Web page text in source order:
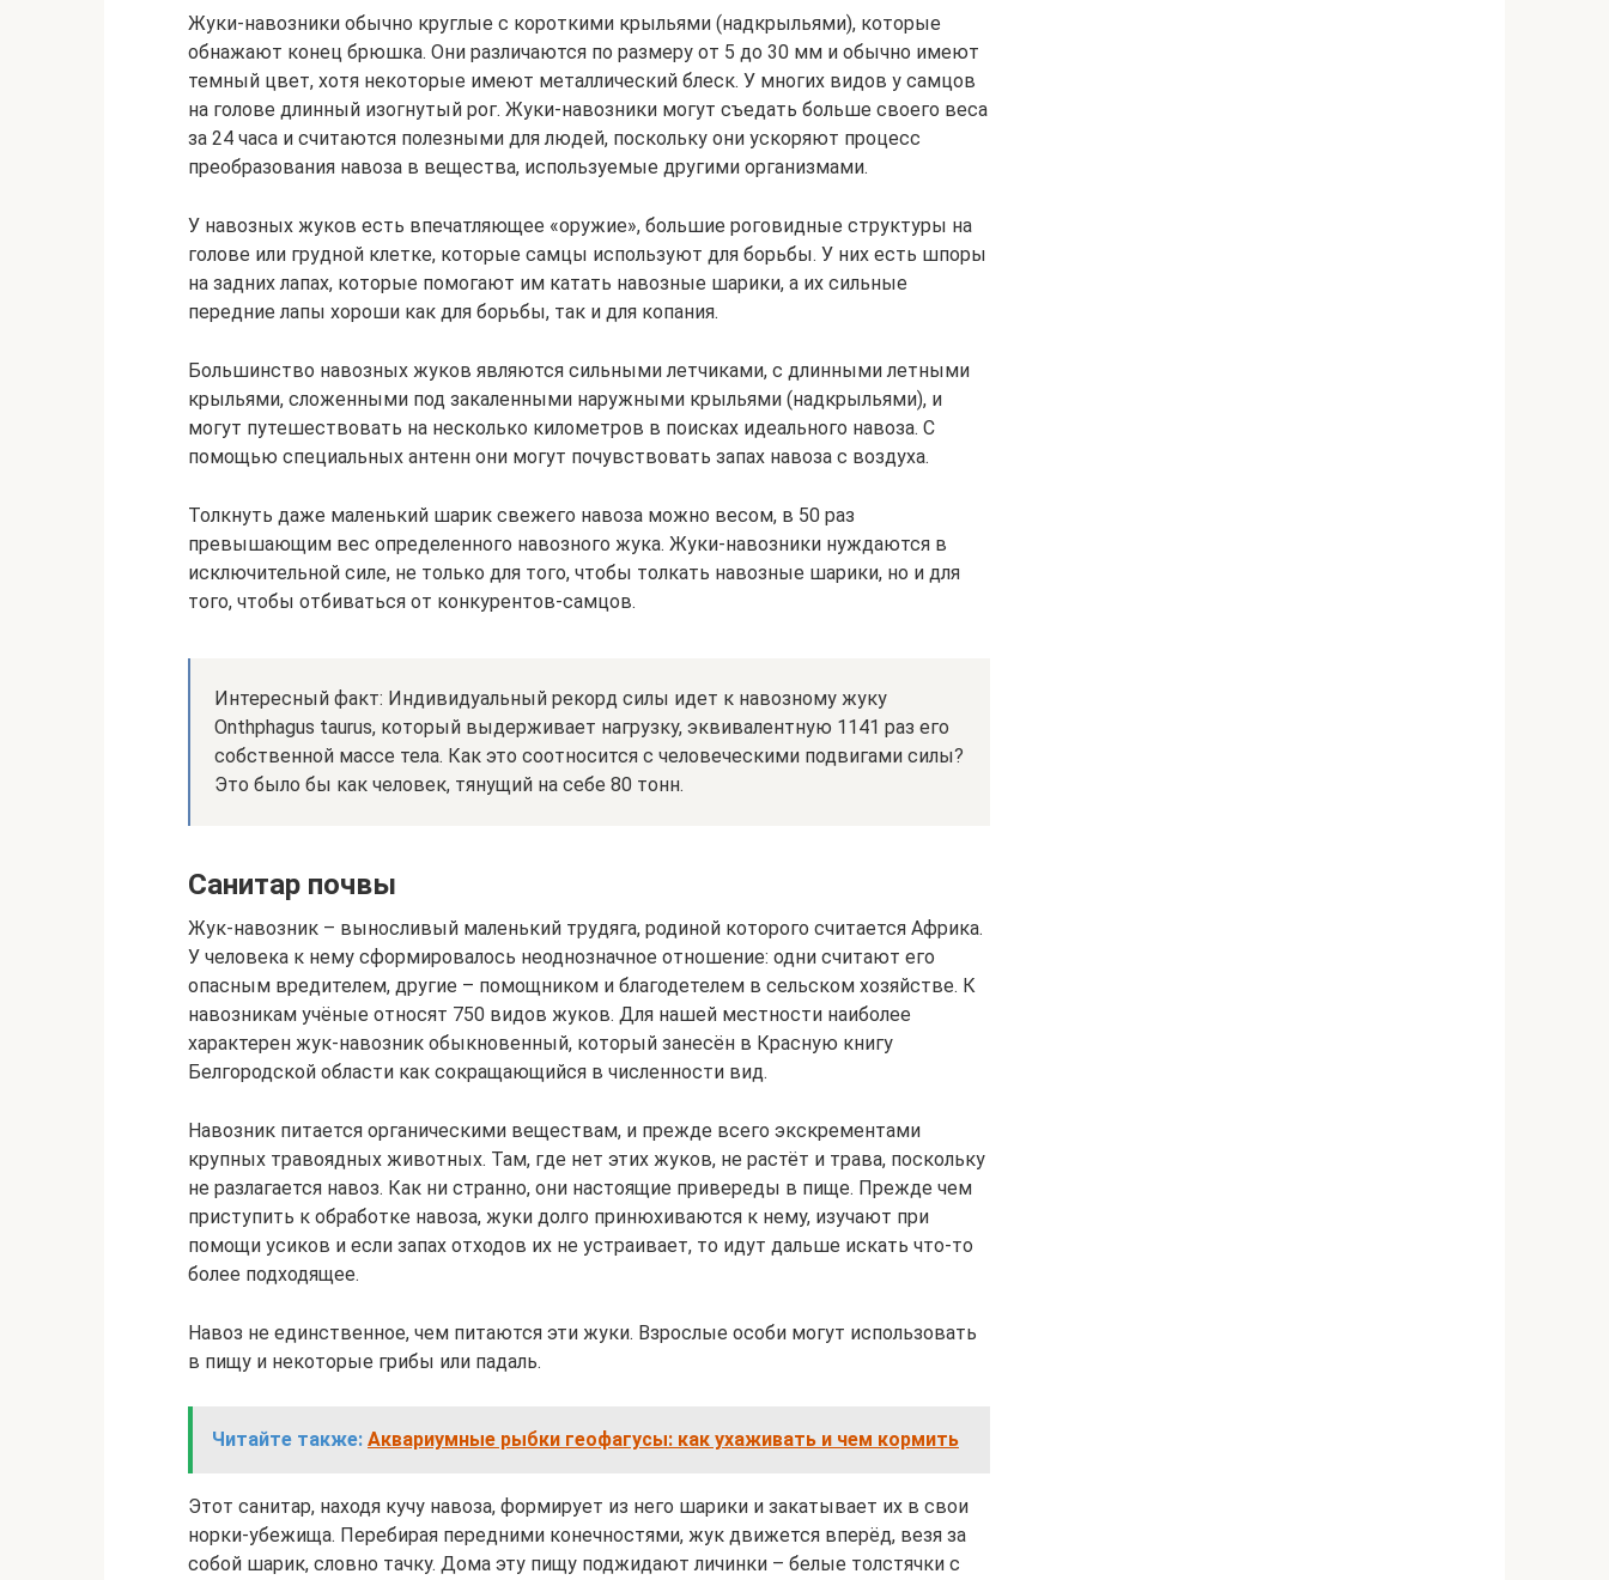
Жуки-навозники обычно круглые с короткими крыльями (надкрыльями), которые
обнажают конец брюшка. Они различаются по размеру от 5 до 30 мм и обычно имеют
темный цвет, хотя некоторые имеют металлический блеск. У многих видов у самцов
на голове длинный изогнутый рог. Жуки-навозники могут съедать больше своего веса
за 24 часа и считаются полезными для людей, поскольку они ускоряют процесс
преобразования навоза в вещества, используемые другими организмами.
У навозных жуков есть впечатляющее «оружие», большие роговидные структуры на
голове или грудной клетке, которые самцы используют для борьбы. У них есть шпоры
на задних лапах, которые помогают им катать навозные шарики, а их сильные
передние лапы хороши как для борьбы, так и для копания.
Большинство навозных жуков являются сильными летчиками, с длинными летными
крыльями, сложенными под закаленными наружными крыльями (надкрыльями), и
могут путешествовать на несколько километров в поисках идеального навоза. С
помощью специальных антенн они могут почувствовать запах навоза с воздуха.
Толкнуть даже маленький шарик свежего навоза можно весом, в 50 раз
превышающим вес определенного навозного жука. Жуки-навозники нуждаются в
исключительной силе, не только для того, чтобы толкать навозные шарики, но и для
того, чтобы отбиваться от конкурентов-самцов.
Интересный факт: Индивидуальный рекорд силы идет к навозному жуку
Onthphagus taurus, который выдерживает нагрузку, эквивалентную 1141 раз его
собственной массе тела. Как это соотносится с человеческими подвигами силы?
Это было бы как человек, тянущий на себе 80 тонн.
Санитар почвы
Жук-навозник – выносливый маленький трудяга, родиной которого считается Африка.
У человека к нему сформировалось неоднозначное отношение: одни считают его
опасным вредителем, другие – помощником и благодетелем в сельском хозяйстве. К
навозникам учёные относят 750 видов жуков. Для нашей местности наиболее
характерен жук-навозник обыкновенный, который занесён в Красную книгу
Белгородской области как сокращающийся в численности вид.
Навозник питается органическими веществам, и прежде всего экскрементами
крупных травоядных животных. Там, где нет этих жуков, не растёт и трава, поскольку
не разлагается навоз. Как ни странно, они настоящие привереды в пище. Прежде чем
приступить к обработке навоза, жуки долго принюхиваются к нему, изучают при
помощи усиков и если запах отходов их не устраивает, то идут дальше искать что‑то
более подходящее.
Навоз не единственное, чем питаются эти жуки. Взрослые особи могут использовать
в пищу и некоторые грибы или падаль.
Читайте также: Аквариумные рыбки геофагусы: как ухаживать и чем кормить
Этот санитар, находя кучу навоза, формирует из него шарики и закатывает их в свои
норки-убежища. Перебирая передними конечностями, жук движется вперёд, везя за
собой шарик, словно тачку. Дома эту пищу поджидают личинки – белые толстячки с